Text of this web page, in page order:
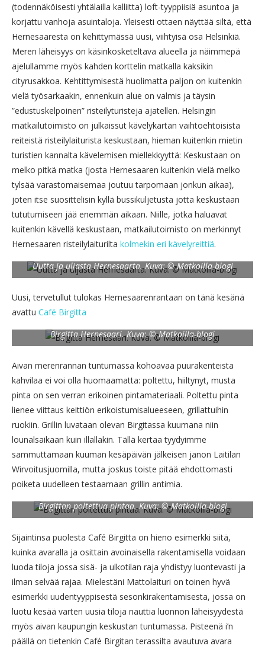
(todennäköisesti yhtälailla kalliitta) loft-tyyppiisiä asuntoa ja
korjattu vanhoja asuintaloja. Yleisesti ottaen näyttää siltä, että
Hernesaaresta on kehittymässä uusi, viihtyisä osa Helsinkiä.
Meren läheisyys on käsinkosketeltava alueella ja näimmepä
ajelullamme myös kahden korttelin matkalla kaksikin
cityrusakkoa. Kehtittymisestä huolimatta paljon on kuitenkin
vielä työsarkaakin, ennenkuin alue on valmis ja täysin
”edustuskelpoinen” risteilyturisteja ajatellen. Helsingin
matkailutoimisto on julkaissut kävelykartan vaihtoehtoisista
reiteistä risteilylaiturista keskustaan, hieman kuitenkin mietin
turistien kannalta kävelemisen miellekkyyttä: Keskustaan on
melko pitkä matka (josta Hernesaaren kuitenkin vielä melko
tylsää varastomaisemaa joutuu tarpomaan jonkun aikaa),
joten itse suosittelisin kyllä bussikuljetusta jotta keskustaan
tututumiseen jää enemmän aikaan. Niille, jotka haluavat
kuitenkin kävellä keskustaan, matkailutoimisto on merkinnyt
Hernesaaren risteilylaiturilta kolmekin eri kävelyreittiä.
Uutta ja uljasta Hernesaarta. Kuva: © Matkoilla-blogi
Uusi, tervetullut tulokas Hernesaarenrantaan on tänä kesänä
avattu Café Birgitta
Birgitta Hernesaari. Kuva: © Matkoilla-blogi
Aivan merenrannan tuntumassa kohoavaa puurakenteista
kahvilaa ei voi olla huomaamatta: poltettu, hiiltynyt, musta
pinta on sen verran erikoinen pintamateriaali. Poltettu pinta
lienee viittaus keittiön erikoistumisalueeseen, grillattuihin
ruokiin. Grillin luvataan olevan Birgitassa kuumana niin
lounalsaikaan kuin illallakin. Tällä kertaa tyydyimme
sammuttamaan kuuman kesäpäivän jälkeisen janon Laitilan
Wirvoitusjuomilla, mutta joskus toiste pitää ehdottomasti
poiketa uudelleen testaamaan grillin antimia.
Birgittan poltettua pintaa. Kuva: © Matkoilla-blogi
Sijaintinsa puolesta Café Birgitta on hieno esimerkki siitä,
kuinka avaralla ja osittain avoinaisella rakentamisella voidaan
luoda tiloja jossa sisä- ja ulkotilan raja yhdistyy luontevasti ja
ilman selvää rajaa. Mielestäni Mattolaituri on toinen hyvä
esimerkki uudentyyppisestä sesonkirakentamisesta, jossa on
luotu kesää varten uusia tiloja nauttia luonnon läheisyydestä
myös aivan kaupungin keskustan tuntumassa. Pisteenä i’n
päällä on tietenkin Café Birgitan terassilta avautuva avara